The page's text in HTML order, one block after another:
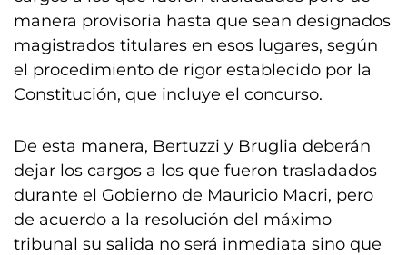
manera provisoria hasta que sean designados
magistrados titulares en esos lugares, según
el procedimiento de rigor establecido por la
Constitución, que incluye el concurso.
De esta manera, Bertuzzi y Bruglia deberán
dejar los cargos a los que fueron trasladados
durante el Gobierno de Mauricio Macri, pero
de acuerdo a la resolución del máximo
tribunal su salida no será inmediata sino que